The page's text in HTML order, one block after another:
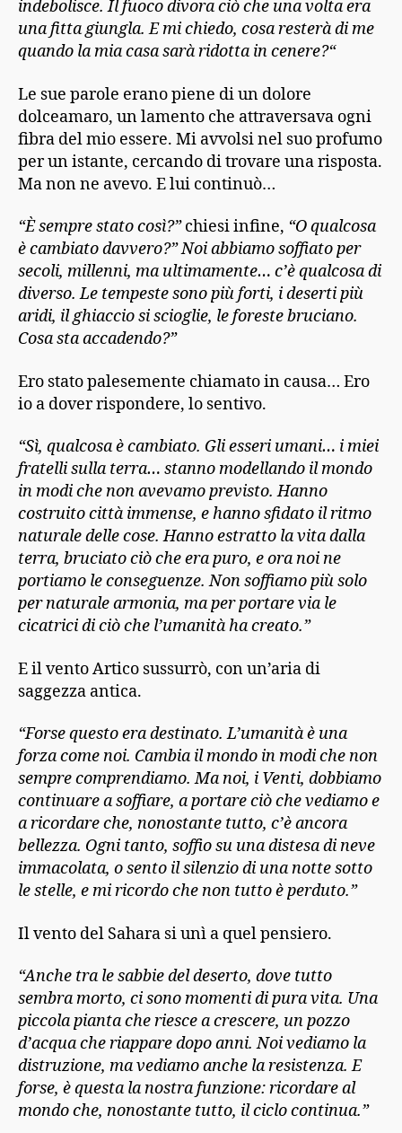
indebolisce. Il fuoco divora ciò che una voltaera
una fitta giungla. E mi chiedo, cosa resterà di me
quando la mia casa sarà ridotta in cenere?“
Le sue parole erano piene di un dolore
dolceamaro, un lamento che attraversava ogni
fibra del mio essere. Mi avvolsi nel suo profumo
per un istante, cercando di trovare una risposta.
Ma non ne avevo. E lui continuò…
“È sempre stato così?”chiesi infine, “O qualcosa
è cambiato davvero?” Noi abbiamo soffiato per
secoli, millenni, ma ultimamente… c’è qualcosa di
diverso. Le tempeste sono più forti, i deserti più
aridi, il ghiaccio si scioglie, le foreste bruciano.
Cosa sta accadendo?”
Ero stato palesemente chiamato in causa… Ero
io a dover rispondere, lo sentivo.
“Sì, qualcosa è cambiato. Gli esseri umani… i miei
fratelli sulla terra… stanno modellando il mondo
in modi che non avevamo previsto. Hanno
costruito città immense, e hanno sfidato il ritmo
naturale delle cose. Hanno estratto la vita dalla
terra, bruciato ciò che era puro, e ora noi ne
portiamo le conseguenze. Non soffiamo più solo
per naturale armonia, ma per portare via le
cicatrici di ciò che l’umanità ha creato.”
E il vento Artico sussurrò, con un’aria di
saggezza antica.
“Forse questo era destinato. L’umanità è una
forza come noi. Cambia il mondo in modi che non
sempre comprendiamo. Ma noi, i Venti, dobbiamo
continuare a soffiare, a portare ciò che vediamo e
a ricordare che, nonostante tutto, c’è ancora
bellezza. Ogni tanto, soffio su una distesa di neve
immacolata, o sento il silenzio di una notte sotto
le stelle, e mi ricordo che non tutto è perduto.”
Il vento del Sahara si unì a quel pensiero.
“Anche tra le sabbie del deserto, dove tutto
sembra morto, ci sono momenti di pura vita. Una
piccola pianta che riesce a crescere, un pozzo
d’acqua che riappare dopo anni. Noi vediamo la
distruzione, ma vediamo anche la resistenza. E
forse, è questa la nostra funzione: ricordare al
mondo che, nonostante tutto, il ciclo continua.”